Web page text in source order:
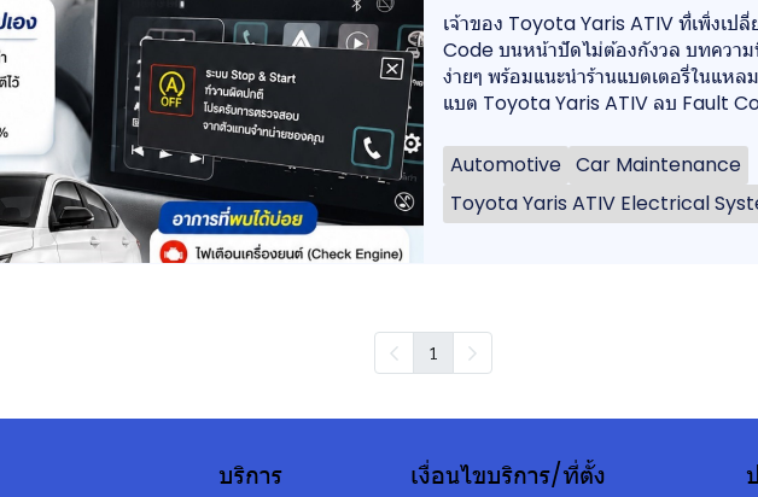
เจ้าของ Toyota Yaris ATIV ที่เพิ่งเป
Code บนหน้าปัดไม่ต้องกังวล บทความ
ง่ายๆ พร้อมแนะนำร้านแบตเตอรี่ในแหล
แบต Toyota Yaris ATIV ลบ Fault
Automotive Car Maintenance
Toyota Yaris ATIV Electrical
1
บริการ เงื่อนไขบริการ/ที่ตั้ง